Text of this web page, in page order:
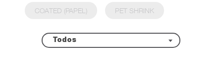
COATED (PAPEL) PET SHRINK
Todos